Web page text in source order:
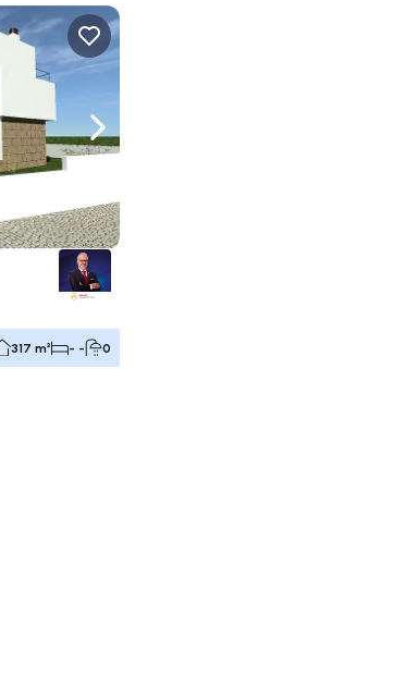
Navegação para a direita
317 m² - - 0